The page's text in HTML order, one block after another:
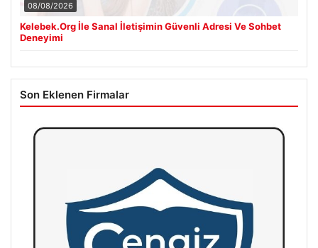
08/08/2026
Kelebek.Org İle Sanal İletişimin Güvenli Adresi Ve Sohbet
Deneyimi
Son Eklenen Firmalar